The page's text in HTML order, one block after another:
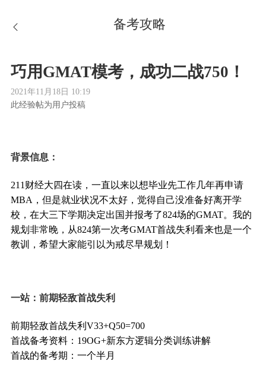
备考攻略
巧用GMAT模考，成功二战750！
2021年11月18日 10:19
此经验帖为用户投稿
背景信息：
211财经大四在读，一直以来以想毕业先工作几年再申请
MBA，但是就业状况不太好，觉得自己没准备好离开学
校，在大三下学期决定出国并报考了824场的GMAT。我的
规划非常晚，从824第一次考GMAT首战失利看来也是一个
教训，希望大家能引以为戒尽早规划！
一站：前期轻敌首战失利
前期轻敌首战失利V33+Q50=700
首战备考资料：19OG+新东方逻辑分类训练讲解
首战的备考期：一个半月